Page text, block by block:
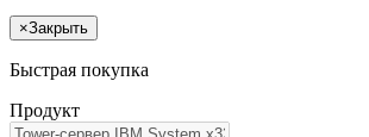
×Закрыть
Быстрая покупка
Продукт